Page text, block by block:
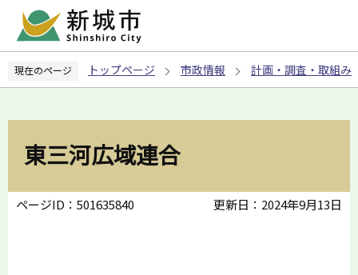
ペ
の
現在のページ トップページ 市政情報 計画・調査・取組み
東三河広域連合
ページID：501635840 更新日：2024年9月13日